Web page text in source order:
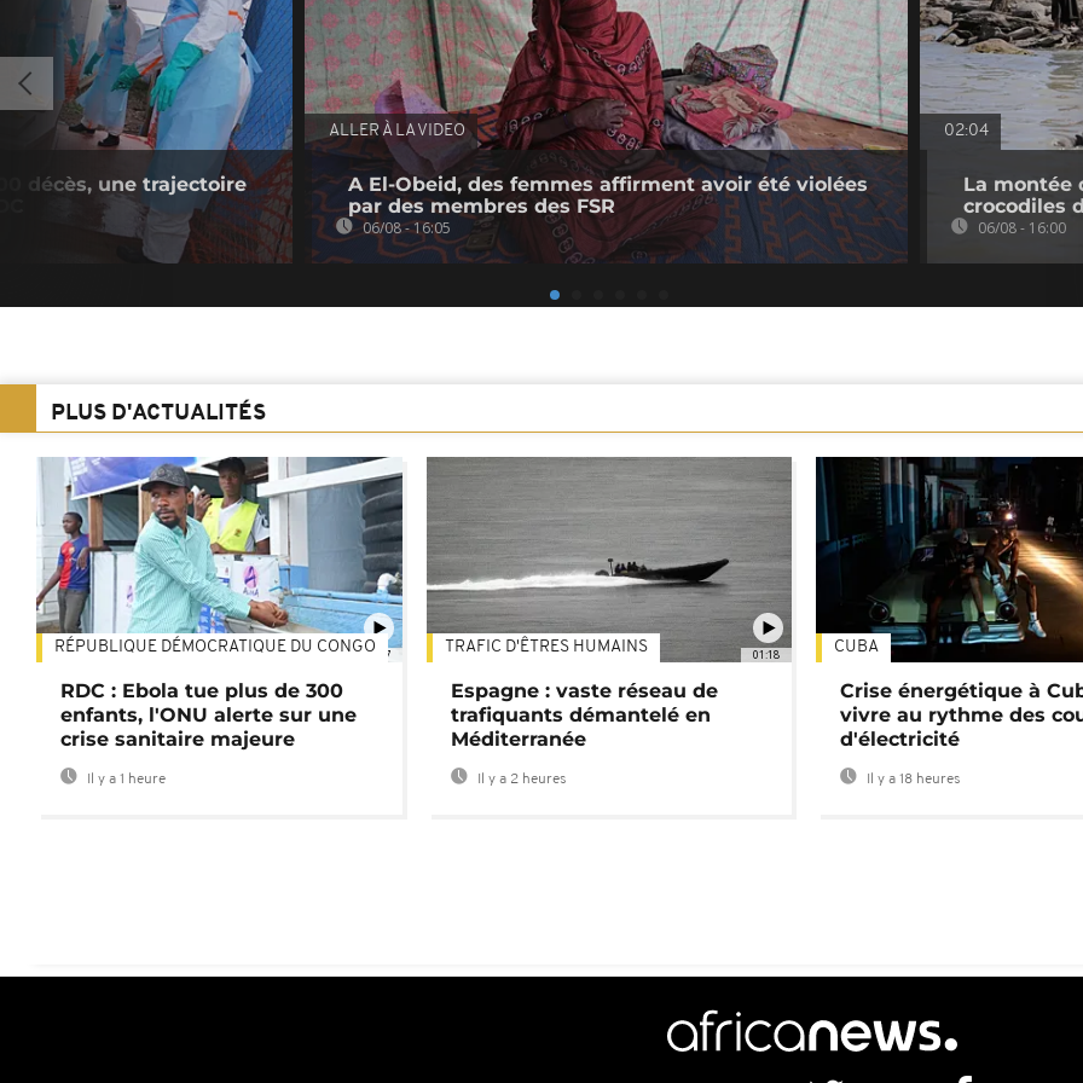
décès, une trajectoire
ALLER À LA VIDEO
A El-Obeid, des femmes affirment avoir été violées
par des membres des FSR
06/08 - 16:05
02:04
La montée
crocodiles
06/08 - 16:00
PLUS D'ACTUALITÉS
01:47
RÉPUBLIQUE DÉMOCRATIQUE DU CONGO
RDC : Ebola tue plus de 300
enfants, l'ONU alerte sur une
crise sanitaire majeure
Il y a 1 heure
01:18
TRAFIC D'ÊTRES HUMAINS
Espagne : vaste réseau de
trafiquants démantelé en
Méditerranée
Il y a 2 heures
CUBA
Crise énergétique à
vivre au rythme des
d'électricité
Il y a 18 heures